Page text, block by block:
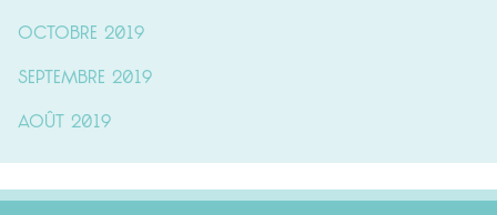
octobre 2019
septembre 2019
août 2019